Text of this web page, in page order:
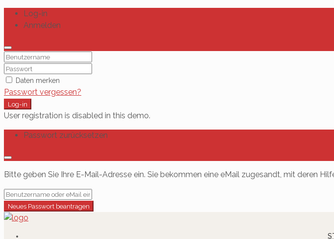
Log-in
Anmelden
Daten merken
Passwort vergessen?
Log-in
User registration is disabled in this demo.
Passwort zurücksetzen
Bitte geben Sie Ihre E-Mail-Adresse ein. Sie bekommen eine eMail zugesandt, mit deren
Neues Passwort beantragen